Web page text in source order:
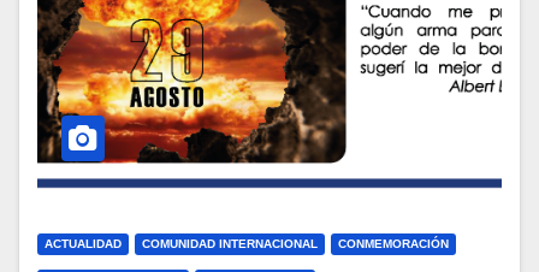
ACTUALIDAD COMUNIDAD INTERNACIONAL CONMEMORACIÓN